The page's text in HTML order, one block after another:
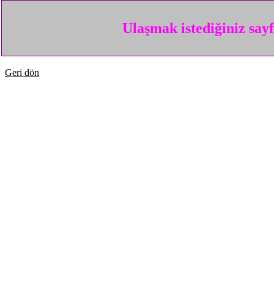
Ulaşmak istediğiniz
Geri dön